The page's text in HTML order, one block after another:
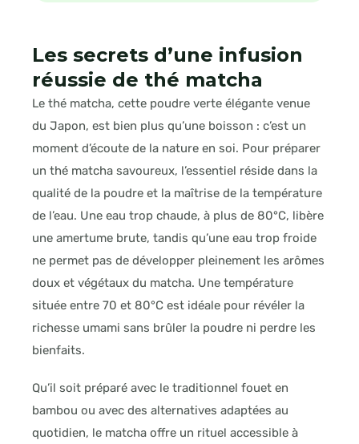
Les secrets d’une infusion
réussie de thé matcha
Le thé matcha, cette poudre verte élégante venue
du Japon, est bien plus qu’une boisson : c’est un
moment d’écoute de la nature en soi. Pour préparer
un thé matcha savoureux, l’essentiel réside dans la
qualité de la poudre et la maîtrise de la température
de l’eau. Une eau trop chaude, à plus de 80°C, libère
une amertume brute, tandis qu’une eau trop froide
ne permet pas de développer pleinement les arômes
doux et végétaux du matcha. Une température
située entre 70 et 80°C est idéale pour révéler la
richesse umami sans brûler la poudre ni perdre les
bienfaits.
Qu’il soit préparé avec le traditionnel fouet en
bambou ou avec des alternatives adaptées au
quotidien, le matcha offre un rituel accessible à